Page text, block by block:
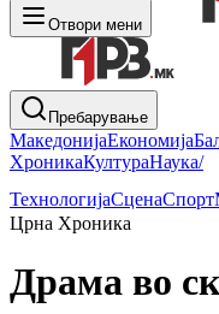
Отвори мени
Пребарување
МакедонијаЕкономија
ХроникаКултураНаука/
ТехнологијаСценаСпорт
Црна Хроника
Драма во